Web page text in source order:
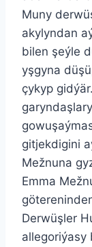
Muny
akylyndan
bilen şeýle
yşgyna
çykyp
gitjekdigini
Mežnuna
Emma
Derwüşler
allegoriýasy